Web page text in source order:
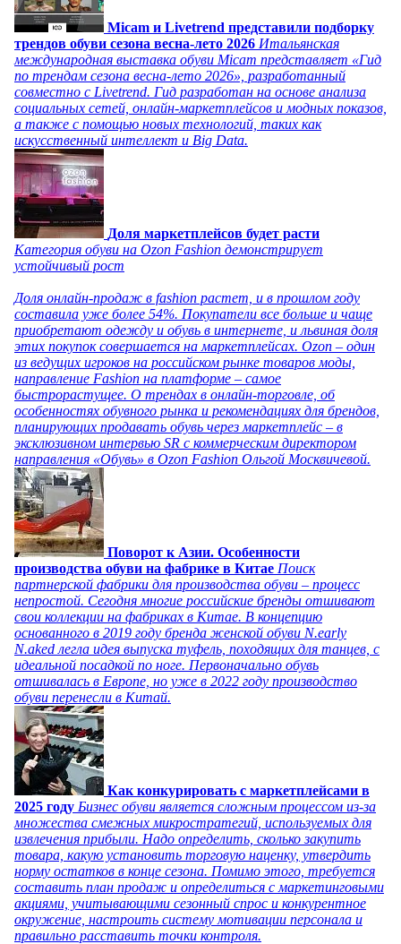
Micam и Livetrend представили подборку
трендов обуви сезона весна-лето 2026 Итальянская
международная выставка обуви Micam представляет «Гид
по трендам сезона весна-лето 2026», разработанный
совместно с Livetrend. Гид разработан на основе анализа
социальных сетей, онлайн-маркетплейсов и модных показов,
а также с помощью новых технологий, таких как
искусственный интеллект и Big Data.
Доля маркетплейсов будет расти
Категория обуви на Ozon Fashion демонстрирует
устойчивый рост
Доля онлайн-продаж в fashion растет, и в прошлом году
составила уже более 54%. Покупатели все больше и чаще
приобретают одежду и обувь в интернете, и львиная доля
этих покупок совершается на маркетплейсах. Ozon – один
из ведущих игроков на российском рынке товаров моды,
направление Fashion на платформе – самое
быстрорастущее. О трендах в онлайн-торговле, об
особенностях обувного рынка и рекомендациях для брендов,
планирующих продавать обувь через маркетплейс – в
эксклюзивном интервью SR с коммерческим директором
направления «Обувь» в Ozon Fashion Ольгой Москвичевой.
Поворот к Азии. Особенности
производства обуви на фабрике в Китае Поиск
партнерской фабрики для производства обуви – процесс
непростой. Сегодня многие российские бренды отшивают
свои коллекции на фабриках в Китае. В концепцию
основанного в 2019 году бренда женской обуви N.early
N.aked легла идея выпуска туфель, походящих для танцев, с
идеальной посадкой по ноге. Первоначально обувь
отшивалась в Европе, но уже в 2022 году производство
обуви перенесли в Китай.
Как конкурировать с маркетплейсами в
2025 году Бизнес обуви является сложным процессом из-за
множества смежных микростратегий, используемых для
извлечения прибыли. Надо определить, сколько закупить
товара, какую установить торговую наценку, утвердить
норму остатков в конце сезона. Помимо этого, требуется
составить план продаж и определиться с маркетинговыми
акциями, учитывающими сезонный спрос и конкурентное
окружение, настроить систему мотивации персонала и
правильно расставить точки контроля.